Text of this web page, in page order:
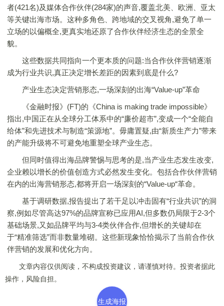
者(421名)及媒体合作伙伴(284家)的声音,覆盖北美、欧洲、亚太
等关键出海市场。这种多角色、跨地域的交叉视角,避免了单一
立场的以偏概全,更真实地还原了合作伙伴经济生态的全景全
貌。
这些数据共同指向一个更本质的问题:当合作伙伴营销逐渐
成为行业共识,真正决定增长差距的因素到底是什么?
产业生态决定营销形态,一场深刻的出海“Value-up”革命
《金融时报》(FT)的《China is making trade impossible》
指出,中国正在从全球分工体系中的“廉价超市”,变成一个“全能自
给体”和先进技术与制造“策源地”。毋庸置疑,由“新质生产力”带来
的产能升级将不可避免地重塑全球产业生态。
但同时值得出海品牌警惕与思考的是,当产业生态发生改变,
企业赖以增长的价值创造方式必然发生变化。包括合作伙伴营销
在内的出海营销形态,都将开启一场深刻的“Value-up“革命。
基于调研数据,报告提出了若干足以冲击固有“行业共识”的洞
察,例如尽管高达97%的品牌宣称已应用AI,但多数仍局限于2-3个
基础场景,又如品牌平均与3-4类伙伴合作,但增长的关键却在
于“精准筛选”而非数量堆砌。这些新现象恰恰揭示了当前合作伙
伴营销的发展和优化方向。
文章内容仅供阅读，不构成投资建议，请谨慎对待。投资者据此
操作，风险自担。
生成海报